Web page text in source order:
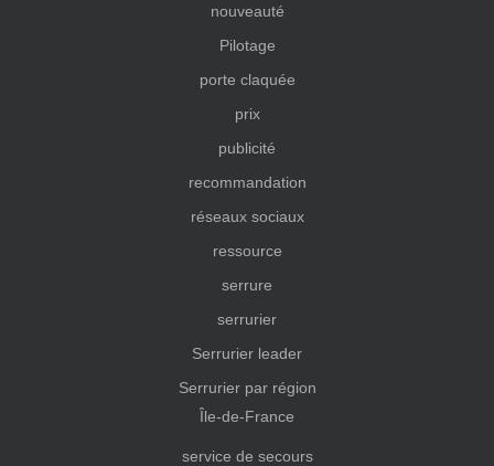
nouveauté
Pilotage
porte claquée
prix
publicité
recommandation
réseaux sociaux
ressource
serrure
serrurier
Serrurier leader
Serrurier par région
Île-de-France
service de secours